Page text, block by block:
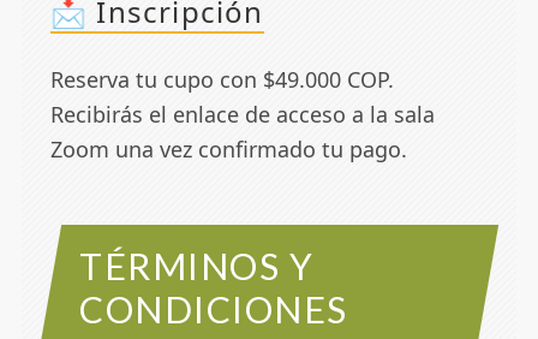
📩 Inscripción
Reserva tu cupo con $49.000 COP.
Recibirás el enlace de acceso a la sala
Zoom una vez confirmado tu pago.
TÉRMINOS Y
CONDICIONES